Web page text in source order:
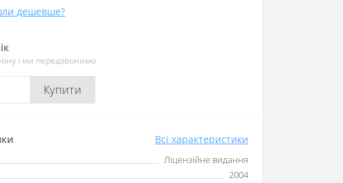
дешевше?
і ми передзвонимо
Купити
Всі характеристики
Ліцензійне видання
2004